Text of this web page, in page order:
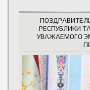
РЕСПУБЛИКИ
УВАЖАЕМОГО